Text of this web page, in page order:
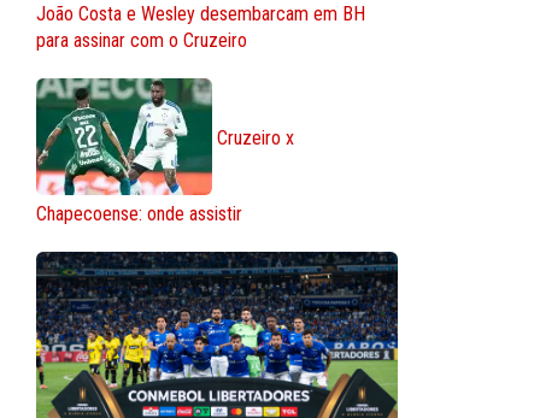
João Costa e Wesley desembarcam em BH
para assinar com o Cruzeiro
Cruzeiro x
Chapecoense: onde assistir